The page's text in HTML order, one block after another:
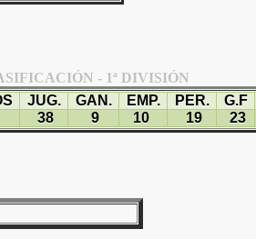
- 1ª DIVISIÓN
JUG. GAN. EMP. PER.
G.F
38 9 10 19 23